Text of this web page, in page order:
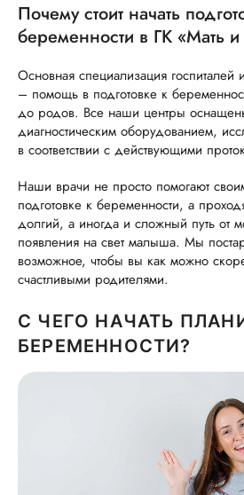
Почему стоит начать
беременности в ГК «Мать и
Основная специализация госпиталей
– помощь в подготовке к
до родов. Все наши центры
диагностическим оборудованием,
в соответствии с действующими
Наши врачи не просто помогают
подготовке к беременности, а
долгий, а иногда и сложный путь от
появления на свет малыша. Мы
возможное, чтобы вы как можно
счастливыми родителями.
С ЧЕГО НАЧАТЬ
БЕРЕМЕННОСТИ?